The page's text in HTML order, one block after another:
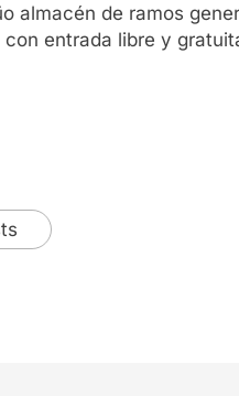
almacén de ramos
entrada libre y